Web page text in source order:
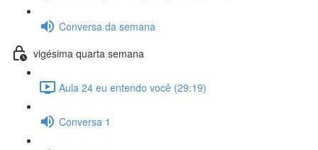
Conversa da semana
vigésima quarta semana
Aula 24 eu entendo você (29:19)
Conversa 1